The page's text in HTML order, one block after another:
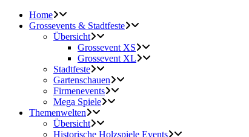
Home
Grossevents & Stadtfeste
Übersicht
Grossevent XS
Grossevent XL
Stadtfeste
Gartenschauen
Firmenevents
Mega Spiele
Themenwelten
Übersicht
Historische Holzspiele Events